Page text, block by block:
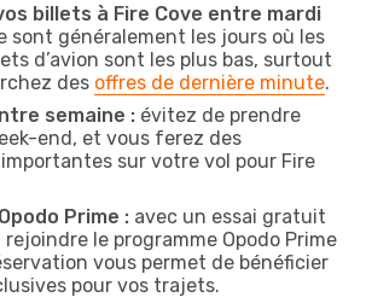
billets à Fire Cove entre mardi
sont généralement les jours où les
d’avion sont les plus bas, surtout
des offres de dernière minute.
semaine : évitez de prendre
end, et vous ferez des
sur votre vol pour Fire
Prime : avec un essai gratuit
rejoindre le programme Opodo Prime
vous permet de bénéficier
pour vos trajets.